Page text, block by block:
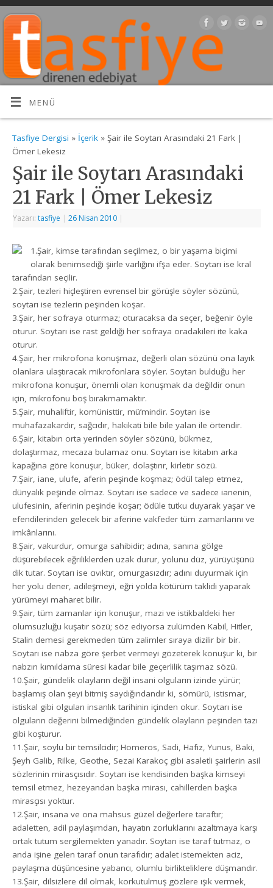
MENÜ
Tasfiye Dergisi » İçerik » Şair ile Soytarı Arasındaki 21 Fark |
Ömer Lekesiz
Şair ile Soytarı Arasındaki
21 Fark | Ömer Lekesiz
Yazarı:tasfiye | 26 Nisan 2010 |
1.Şair, kimse tarafından seçilmez, o bir yaşama biçimi
olarak benimsediği şiirle varlığını ifşa eder. Soytarı ise kral
tarafından seçilir.
2.Şair, tezleri hiçleştiren evrensel bir görüşle söyler sözünü,
soytarı ise tezlerin peşinden koşar.
3.Şair, her sofraya oturmaz; oturacaksa da seçer, beğenir öyle
oturur. Soytarı ise rast geldiği her sofraya oradakileri ite kaka
oturur.
4.Şair, her mikrofona konuşmaz, değerli olan sözünü ona layık
olanlara ulaştıracak mikrofonlara söyler. Soytarı bulduğu her
mikrofona konuşur, önemli olan konuşmak da değildir onun
için, mikrofonu boş bırakmamaktır.
5.Şair, muhaliftir, komünisttir, mü’mindir. Soytarı ise
muhafazakardır, sağcıdır, hakikati bile bile yalan ile örtendir.
6.Şair, kitabın orta yerinden söyler sözünü, bükmez,
dolaştırmaz, mecaza bulamaz onu. Soytarı ise kitabın arka
kapağına göre konuşur, büker, dolaştırır, kirletir sözü.
7.Şair, iane, ulufe, aferin peşinde koşmaz; ödül talep etmez,
dünyalık peşinde olmaz. Soytarı ise sadece ve sadece ianenin,
ulufesinin, aferinin peşinde koşar; ödüle tutku duyarak yaşar ve
efendilerinden gelecek bir aferine vakfeder tüm zamanlarını ve
imkânlarını.
8.Şair, vakurdur, omurga sahibidir; adına, sanına gölge
düşürebilecek eğriliklerden uzak durur, yolunu düz, yürüyüşünü
dik tutar. Soytarı ise cıvıktır, omurgasızdır; adını duyurmak için
her yolu dener, adileşmeyi, eğri yolda kötürüm taklidi yaparak
yürümeyi maharet bilir.
9.Şair, tüm zamanlar için konuşur, mazi ve istikbaldeki her
olumsuzluğu kuşatır sözü; söz ediyorsa zulümden Kabil, Hitler,
Stalin demesi gerekmeden tüm zalimler sıraya dizilir bir bir.
Soytarı ise nabza göre şerbet vermeyi gözeterek konuşur ki, bir
nabzın kımıldama süresi kadar bile geçerlilik taşımaz sözü.
10.Şair, gündelik olayların değil insani olguların izinde yürür;
başlamış olan şeyi bitmiş saydığındandır ki, sömürü, istismar,
istiskal gibi olguları insanlık tarihinin içinden okur. Soytarı ise
olguların değerini bilmediğinden gündelik olayların peşinden tazı
gibi koşturur.
11.Şair, soylu bir temsilcidir; Homeros, Sadi, Hafız, Yunus, Baki,
Şeyh Galib, Rilke, Geothe, Sezai Karakoç gibi asaletli şairlerin asil
sözlerinin mirasçısıdır. Soytarı ise kendisinden başka kimseyi
temsil etmez, hezeyandan başka mirası, cahillerden başka
mirasçısı yoktur.
12.Şair, insana ve ona mahsus güzel değerlere taraftır;
adaletten, adil paylaşımdan, hayatın zorluklarını azaltmaya karşı
ortak tutum sergilemekten yanadır. Soytarı ise taraf tutmaz, o
anda işine gelen taraf onun tarafıdır; adalet istemekten aciz,
paylaşma düşüncesine yabancı, olumlu birlikteliklere düşmandır.
13.Şair, dilsizlere dil olmak, korkutulmuş gözlere ışık vermek,